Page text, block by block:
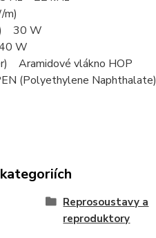
30 W
W
Aramidové vlákno HOP
(Polyethylene Naphthalate)
Reprosoustavy a
reproduktory